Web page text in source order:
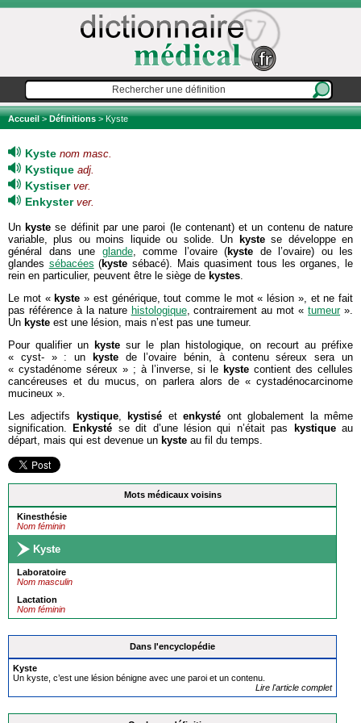
Accueil>Définitions> Kyste
Mots médicaux voisins
Kinesthésie
Nom féminin
Kyste
Laboratoire
Nom masculin
Lactation
Nom féminin
Dans l'encyclopédie
Kyste
Un kyste, c’est une lésion bénigne avec une paroi et un contenu.
Lire l'article complet
Kyste nom masc.
Kystique adj.
Kystiser ver.
Enkyster ver.
Un kyste se définit par une paroi (le contenant) et un contenu de nature
variable, plus ou moins liquide ou solide. Un
kystese développe en
général dans une glande, comme l’ovaire (kyste de l’ovaire) ou les
glandes sébacées (kyste sébacé). Mais quasiment tous les organes, le
rein en particulier, peuvent être le siège de kystes.
Le mot « kyste » est générique, tout comme le mot « lésion », et ne fait
pas référence à la nature histologique, contrairement au mot «tumeur».
Un kyste est une lésion, mais n’est pas une tumeur.
Pour qualifier un kyste sur le plan histologique, on recourt au préfixe
« cyst- » : un
kystede l’ovaire bénin, à contenu séreux sera un
« cystadénome séreux » ; à l’inverse, si le kyste contient des cellules
cancéreuses et du mucus, on parlera alors de « cystadénocarcinome
mucineux ».
Les adjectifs
kystique, kystisé etenkysté ont globalement la même
signification.
Enkysté se dit d’une lésion qui n’était pas kystiqueau
départ, mais qui est devenue un kyste au fil du temps.